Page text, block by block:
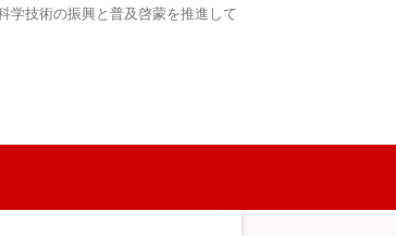
学技術の振興と普及啓蒙を推進して